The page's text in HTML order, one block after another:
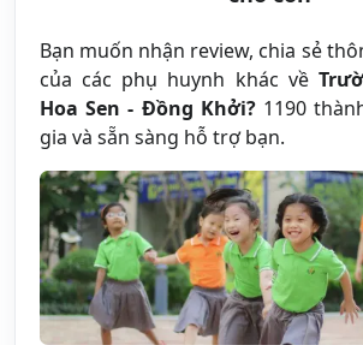
Bạn muốn nhận review, chia sẻ
của các phụ huynh khác về
Hoa Sen - Đồng Khởi?1190
gia và sẵn sàng hỗ trợ bạn.